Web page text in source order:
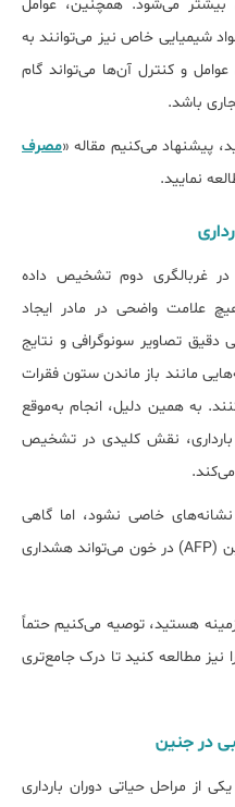
می‌شود. همچنین، عوامل
شیمیایی خاص نیز می‌توانند به
و کنترل آن‌ها می‌تواند گام
باشد.
پیشنهاد می‌کنیم مقاله «مصرف
نمایید.
غربالگری دوم تشخیص داده
علامت واضحی در مادر ایجاد
دقیق تصاویر سونوگرافی و نتایج
مانند باز ماندن ستون فقرات
به همین دلیل، انجام به‌موقع
غربالگری دوم در هفته‌های ۱۵ تا 17 بارداری، نقش کلیدی در تشخیص
خاصی نشود، اما گاهی
افزایش غیرطبیعی سطح آلفا فتوپروتئین (AFP) در خون می‌تواند هشداری
هستید، توصیه می‌کنیم حتماً
نیز مطالعه کنید تا درک جامع‌تری
در جنین
مراحل حیاتی دوران بارداری